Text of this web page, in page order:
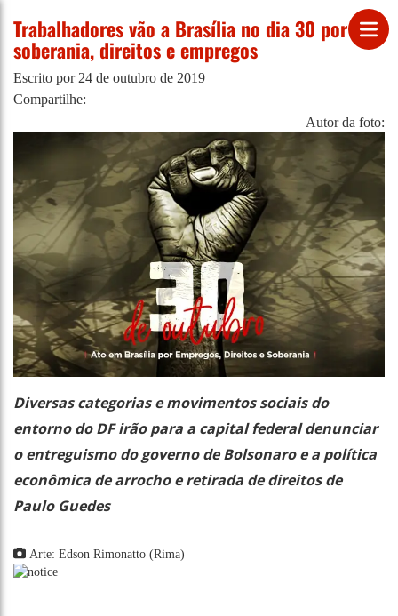
Trabalhadores vão a Brasília no dia 30 por
soberania, direitos e empregos
Escrito por 24 de outubro de 2019
Compartilhe:
Autor da foto:
Diversas categorias e movimentos sociais do
entorno do DF irão para a capital federal denunciar
o entreguismo do governo de Bolsonaro e a política
econômica de arrocho e retirada de direitos de
Paulo Guedes
Arte: Edson Rimonatto (Rima)